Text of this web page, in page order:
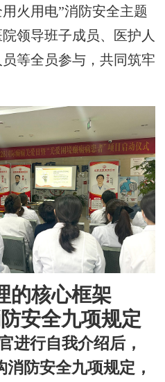
火用电”消防安全主题
领导班子成员、医护人
等全员参与，共同筑牢
的核心框架
安全九项规定
进行自我介绍后，
防安全九项规定，